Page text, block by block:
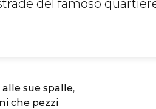
del famoso
sue spalle,
che pezzi